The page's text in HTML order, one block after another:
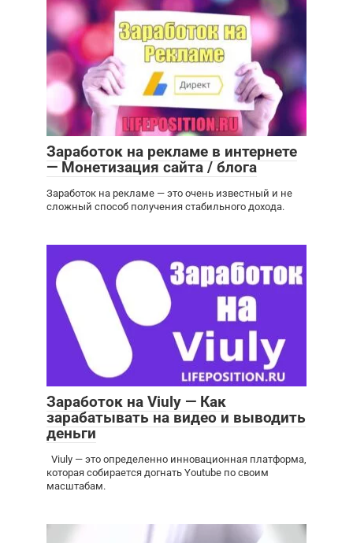
Заработок на рекламе в интернете
— Монетизация сайта / блога
Заработок на рекламе — это очень известный и не
сложный способ получения стабильного дохода.
Заработок на Viuly — Как
зарабатывать на видео и выводить
деньги
Viuly — это определенно инновационная платформа,
которая собирается догнать Youtube по своим
масштабам.